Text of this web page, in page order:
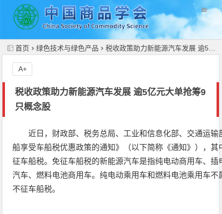
首页 绿色技术与绿色产品 税收政策助力新能源汽车发展 逾5亿元大单抢筹9只概念股
税收政策助力新能源汽车发展 逾5亿元大单抢筹9
只概念股
A+
近日，财政部、税务总局、工业和信息化部、交通运
船享受车船税优惠政策的通知》（以下简称《通知》），
征车船税。免征车船税的新能源汽车是指纯电动商用车、
汽车、燃料电池商用车。纯电动乘用车和燃料电池乘用车
不征车船税。